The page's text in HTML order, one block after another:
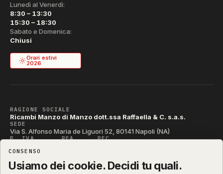
Lunedì al Venerdì:
8:30 – 13:30
15:30 – 18:30
Sabato e Domenica:
Chiusi
Orari estivi
2026
RAGIONE SOCIALE
Ricambi Manzo di Manzo dott.ssa Raffaella & C. s.a.s.
SEDE
Via S. Alfonso Maria de Liguori 52, 80141 Napoli (NA)
P. IVA REA PEC
CODICE SDI
T04ZHR3
CONSENSO
Usiamo dei cookie. Decidi tu quali.